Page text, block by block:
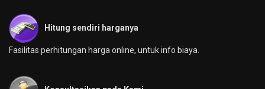
Hitung sendiri harganya
Fasilitas perhitungan harga online, untuk info biaya.